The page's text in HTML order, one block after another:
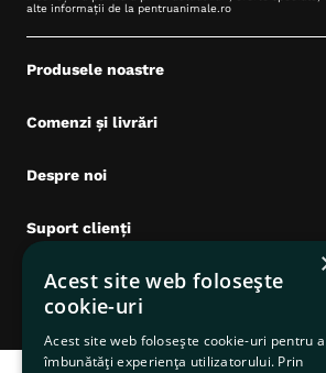
alte informații de la pentruanimale.ro
Produsele noastre
Comenzi și livrări
Despre noi
Suport clienți
Date comerciale
Acest site web folosește
cookie-uri
Acest site web folosește cookie-uri pentru a
îmbunătăți experiența utilizatorului. Prin